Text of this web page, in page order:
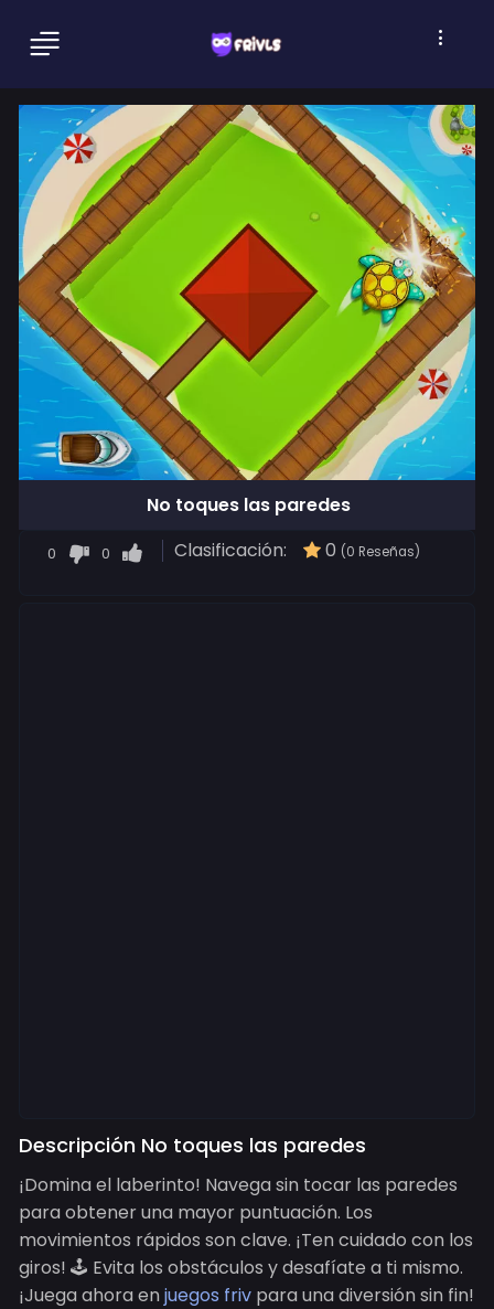
No toques las paredes
0 0 Clasificación: 0 (0 Reseñas)
Descripción No toques las paredes
¡Domina el laberinto! Navega sin tocar las paredes
para obtener una mayor puntuación. Los
movimientos rápidos son clave. ¡Ten cuidado con los
giros! 🕹️ Evita los obstáculos y desafíate a ti mismo.
¡Juega ahora en juegos friv para una diversión sin fin!